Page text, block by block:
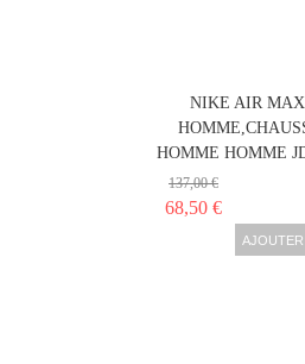
NIKE AIR MAX
HOMME HOMME
137,00 €
68,50 €
AJOUTER